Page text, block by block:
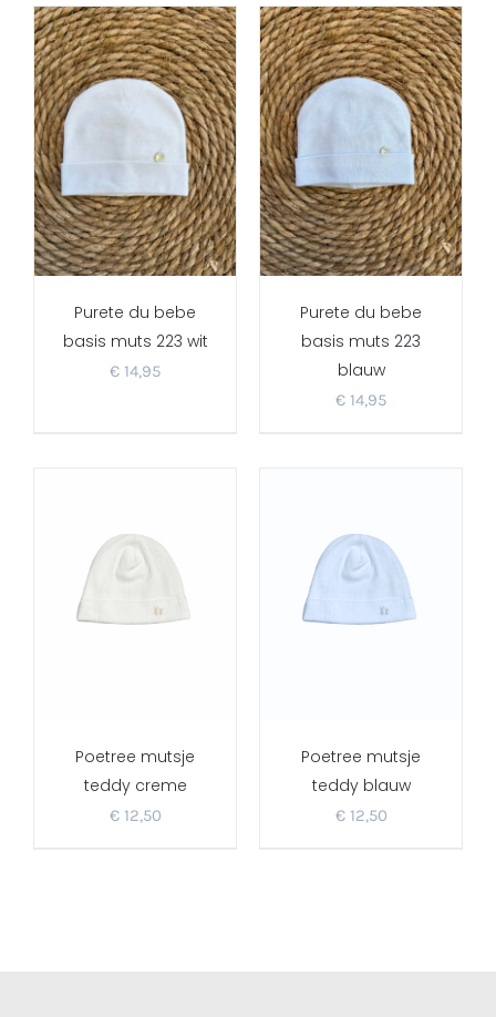
Purete du bebe
basis muts 223 wit
€ 14,95
Purete du bebe
basis muts 223
blauw
€ 14,95
Poetree mutsje
teddy creme
€12,50
Poetree mutsje
teddy blauw
€12,50